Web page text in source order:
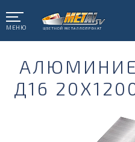
МЕНЮ
Д16